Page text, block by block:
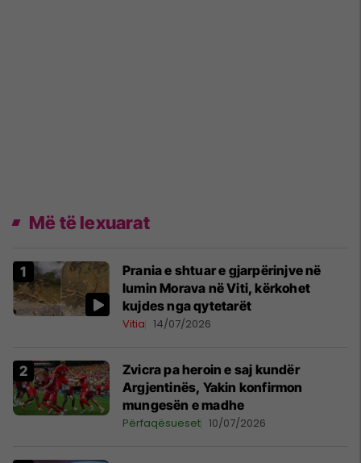
Më të lexuarat
Prania e shtuar e gjarpërinjve në
lumin Morava në Viti, kërkohet
kujdes nga qytetarët
Vitia 14/07/2026
Zvicra pa heroin e saj kundër
Argjentinës, Yakin konfirmon
mungesën e madhe
Përfaqësueset 10/07/2026